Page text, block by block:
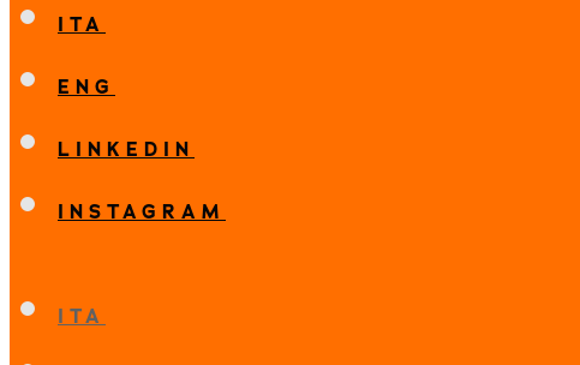
ITA
ENG
LINKEDIN
INSTAGRAM
ITA